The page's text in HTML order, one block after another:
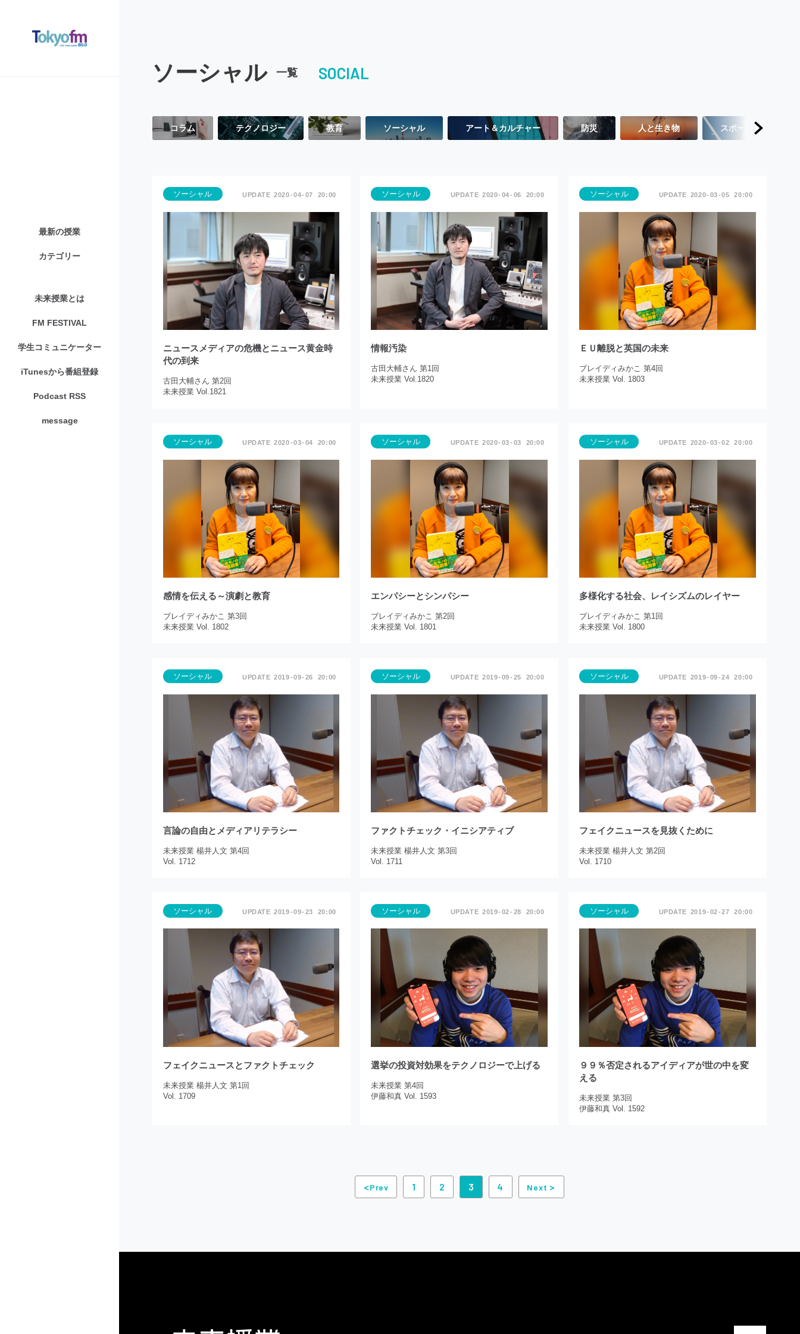
最新の授業
カテゴリー
未来授業とは
FM FESTIVAL
学生コミュニケーター
iTunesから番組登録
Podcast RSS
message
ソーシャル 一覧 SOCIAL
コラム テクノロジー 教育 ソーシャル アート＆カルチャー 防災 人と生き物 スポーツ
ソーシャル 2020 04 07 20:00
ニュースメディアの危機とニュース黄金時
代の到来
古田大輔さん 第2回
未来授業 Vol.1821
ソーシャル 2020 04 06 20:00
情報汚染
古田大輔さん 第1回
未来授業 Vol.1820
ソーシャル 2020 03 05 20:00
ＥＵ離脱と英国の未来
ブレイディみかこ 第4回
未来授業 Vol. 1803
ソーシャル 2020 03 04 20:00
感情を伝える～演劇と教育
ブレイディみかこ 第3回
未来授業 Vol. 1802
ソーシャル 2020 03 03 20:00
エンパシーとシンパシー
ブレイディみかこ 第2回
未来授業 Vol. 1801
ソーシャル 2020 03 02 20:00
多様化する社会、レイシズムのレイヤー
ブレイディみかこ 第1回
未来授業 Vol. 1800
ソーシャル 2019 09 26 20:00
言論の自由とメディアリテラシー
未来授業 楊井人文 第4回
Vol. 1712
ソーシャル 2019 09 25 20:00
ファクトチェック・イニシアティブ
未来授業 楊井人文 第3回
Vol. 1711
ソーシャル 2019 09 24 20:00
フェイクニュースを見抜くために
未来授業 楊井人文 第2回
Vol. 1710
ソーシャル 2019 09 23 20:00
フェイクニュースとファクトチェック
未来授業 楊井人文 第1回
Vol. 1709
ソーシャル 2019 02 28 20:00
選挙の投資対効果をテクノロジーで上げる
未来授業 第4回
伊藤和真 Vol. 1593
ソーシャル 2019 02 27 20:00
９９％否定されるアイディアが世の中を変
える
未来授業 第3回
伊藤和真 Vol. 1592
<Prev 1 2 3 4 Next >